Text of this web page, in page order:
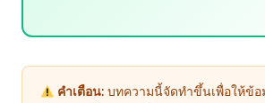
คำเตือน: บทความนี้จัดทำขึ้นเพื่อให้ข้อ